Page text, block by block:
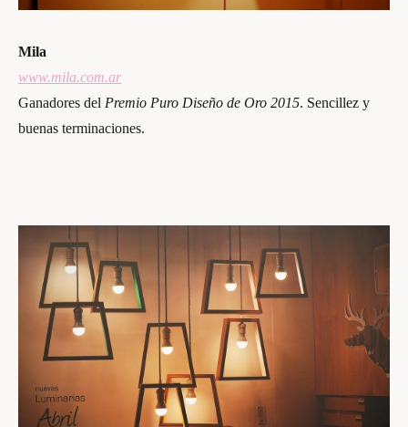
Mila
www.mila.com.ar
Ganadores del Premio Puro Diseño de Oro 2015. Sencillez y
buenas terminaciones.